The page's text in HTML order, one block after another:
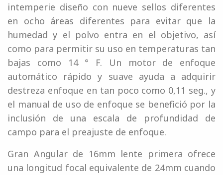
intemperie diseño con nueve sellos diferentes
en ocho áreas diferentes para evitar que la
humedad y el polvo entra en el objetivo, así
como para permitir su uso en temperaturas tan
bajas como 14 ° F. Un motor de enfoque
automático rápido y suave ayuda a adquirir
destreza enfoque en tan poco como 0,11 seg., y
el manual de uso de enfoque se benefició por la
inclusión de una escala de profundidad de
campo para el preajuste de enfoque.
Gran Angular de 16mm lente primera ofrece
una longitud focal equivalente de 24mm cuando